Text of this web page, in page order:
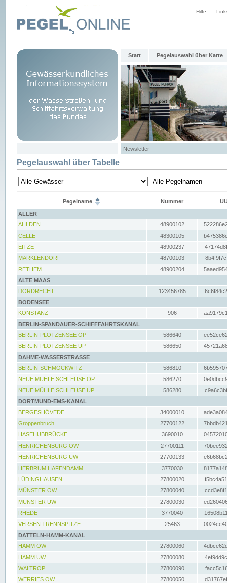
Hilfe
Start Pegelauswahl über Karte
Newsletter
Pegelauswahl über Tabelle
Pegelname Nummer
ALLER
AHLDEN
48900102
CELLE
48300105
EITZE
48900237
MARKLENDORF
48700103
RETHEM
48900204
ALTE MAAS
DORDRECHT
123456785
BODENSEE
KONSTANZ
906
BERLIN-SPANDAUER-SCHIFFFAHRTSKANAL
BERLIN-PLÖTZENSEE OP
586640
BERLIN-PLÖTZENSEE UP
586650
DAHME-WASSERSTRASSE
BERLIN-SCHMÖCKWITZ
586810
NEUE MÜHLE SCHLEUSE OP
586270
NEUE MÜHLE SCHLEUSE UP
586280
DORTMUND-EMS-KANAL
BERGESHÖVEDE
34000010
Groppenbruch
27700122
HASEHUBBRÜCKE
3690010
HENRICHENBURG OW
27700111
HENRICHENBURG UW
27700133
HERBRUM HAFENDAMM
3770030
LÜDINGHAUSEN
27800020
MÜNSTER OW
27800040
MÜNSTER UW
27800030
RHEDE
3770040
VERSEN TRENNSPITZE
25463
DATTELN-HAMM-KANAL
HAMM OW
27800060
HAMM UW
27800080
WALTROP
27800090
WERRIES OW
27800050